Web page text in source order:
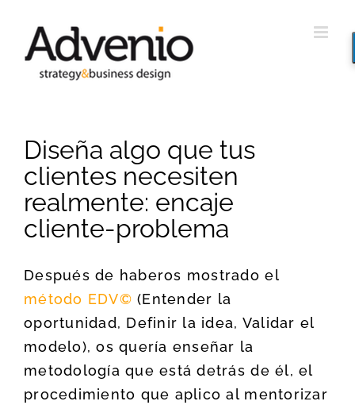
contenido
Diseña algo que tus
clientes necesiten
realmente: encaje
cliente-problema
Después de haberos mostrado el
método EDV© (Entender la
oportunidad, Definir la idea, Validar el
modelo), os quería enseñar la
metodología que está detrás de él, el
procedimiento que aplico al mentorizar